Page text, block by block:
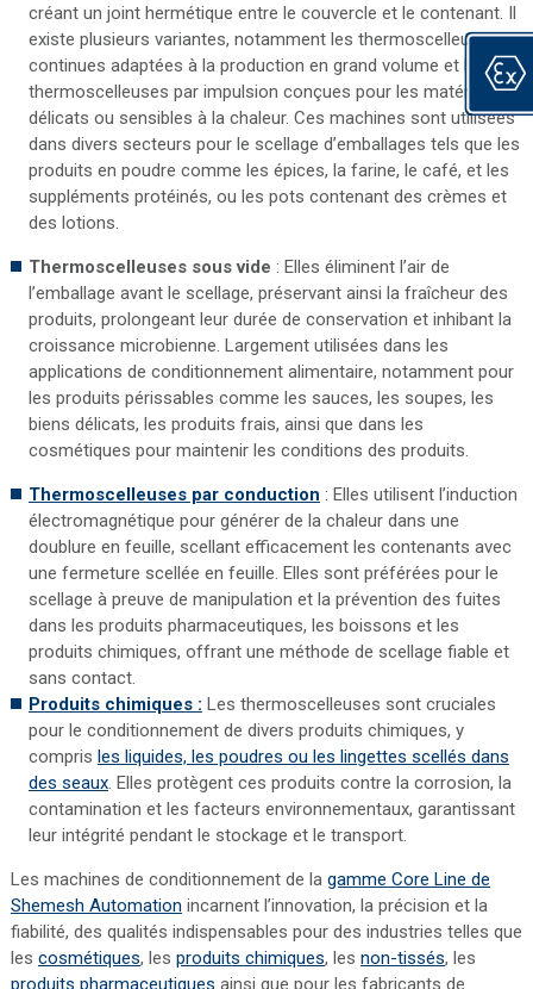
créant un joint hermétique entre le couvercle et le contenant. Il
existe plusieurs variantes, notamment les thermoscelleuses
continues adaptées à la production en grand volume et les
thermoscelleuses par impulsion conçues pour les matériaux
délicats ou sensibles à la chaleur. Ces machines sont utilisées
dans divers secteurs pour le scellage d’emballages tels que les
produits en poudre comme les épices, la farine, le café, et les
suppléments protéinés, ou les pots contenant des crèmes et
des lotions.
Thermoscelleuses sous vide : Elles éliminent l’air de
l’emballage avant le scellage, préservant ainsi la fraîcheur des
produits, prolongeant leur durée de conservation et inhibant la
croissance microbienne. Largement utilisées dans les
applications de conditionnement alimentaire, notamment pour
les produits périssables comme les sauces, les soupes, les
biens délicats, les produits frais, ainsi que dans les
cosmétiques pour maintenir les conditions des produits.
Thermoscelleuses par conduction : Elles utilisent l’induction
électromagnétique pour générer de la chaleur dans une
doublure en feuille, scellant efficacement les contenants avec
une fermeture scellée en feuille. Elles sont préférées pour le
scellage à preuve de manipulation et la prévention des fuites
dans les produits pharmaceutiques, les boissons et les
produits chimiques, offrant une méthode de scellage fiable et
sans contact.
Produits chimiques : Les thermoscelleuses sont cruciales
pour le conditionnement de divers produits chimiques, y
compris les liquides, les poudres ou les lingettes scellés dans
des seaux. Elles protègent ces produits contre la corrosion, la
contamination et les facteurs environnementaux, garantissant
leur intégrité pendant le stockage et le transport.
Les machines de conditionnement de la gamme Core Line de
Shemesh Automation incarnent l’innovation, la précision et la
fiabilité, des qualités indispensables pour des industries telles que
les cosmétiques, les produits chimiques, les non-tissés, les